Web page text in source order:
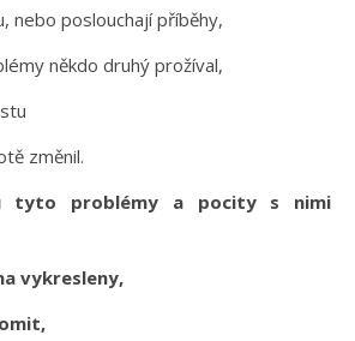
nebo poslouchají příběhy,
někdo druhý prožíval,
změnil.
tyto problémy a pocity s nimi
vykresleny,